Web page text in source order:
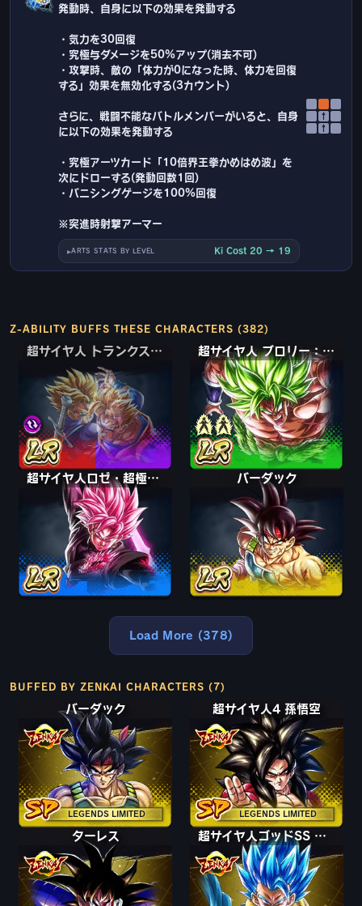
発動時、自身に以下の効果を発動する
・気力を30回復
・究極与ダメージを50%アップ(消去不可)
・攻撃時、敵の「体力が0になった時、体力を回復
する」効果を無効化する(3カウント)
さらに、戦闘不能なバトルメンバーがいると、自身
に以下の効果を発動する
・究極アーツカード「10倍界王拳かめはめ波」を
次にドローする(発動回数1回)
・バニシングゲージを100%回復
※突進時射撃アーマー
ARTS STATS BY LEVEL Ki Cost 20 → 19
↑
↑
Z-ABILITY BUFFS THESE CHARACTERS (382)
超サイヤ人 トランクス：青年期＆孫悟飯
超サイヤ人 トランクス：青年期＆孫悟飯 超サイヤ人 ブロリー：フルパワー
超サイヤ人ロゼ・超極悪化 ゴクウブラック バーダック
Load More (378)
BUFFED BY ZENKAI CHARACTERS (7)
LEGENDS LIMITED
バーダック
LEGENDS LIMITED
超サイヤ人4 孫悟空
ターレス 超サイヤ人ゴッドSS ゴジータ